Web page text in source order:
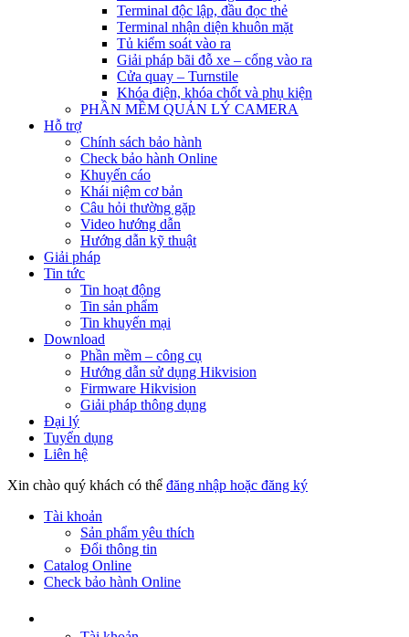
Terminal độc lập, đầu đọc thẻ
Terminal nhận diện khuôn mặt
Tủ kiểm soát vào ra
Giải pháp bãi đỗ xe – cổng vào ra
Cửa quay – Turnstile
Khóa điện, khóa chốt và phụ kiện
PHẦN MỀM QUẢN LÝ CAMERA
Hỗ trợ
Chính sách bảo hành
Check bảo hành Online
Khuyến cáo
Khái niệm cơ bản
Câu hỏi thường gặp
Video hướng dẫn
Hướng dẫn kỹ thuật
Giải pháp
Tin tức
Tin hoạt động
Tin sản phẩm
Tin khuyến mại
Download
Phần mềm – công cụ
Hướng dẫn sử dụng Hikvision
Firmware Hikvision
Giải pháp thông dụng
Đại lý
Tuyển dụng
Liên hệ
Xin chào quý khách có thể đăng nhập hoặc đăng ký
Tài khoản
Sản phẩm yêu thích
Đổi thông tin
Catalog Online
Check bảo hành Online